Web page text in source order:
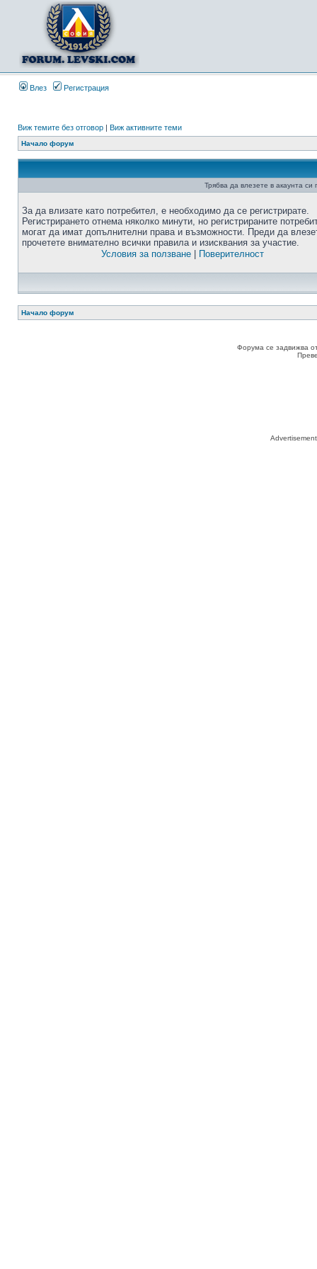
Влез Регистрация
Виж темите без отговор | Виж активните теми
Начало форум
Трябва да влезете в акаунта
За да влизате като потребител, е необходимо да се регистрирате.
Регистрирането отнема няколко минути, но регистрираните
могат да имат допълнителни права и възможности. Преди да
прочетете внимателно всички правила и изисквания за участие.
Условия за ползване| Поверителност
Начало форум
Форума се задвижва